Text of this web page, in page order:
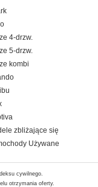
4-drzw.
5-drzw.
kombi
zbliżające się
Używane
cywilnego.
otrzymania oferty.